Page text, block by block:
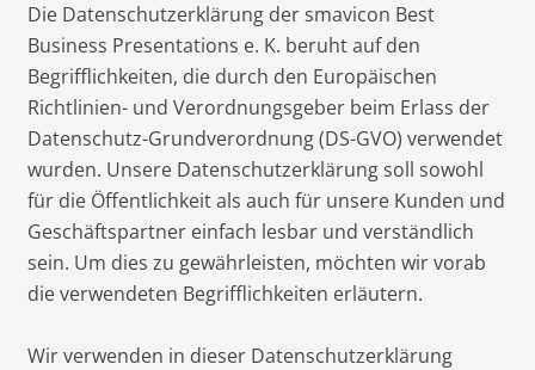
Die Datenschutzerklärung der smavicon Best
Business Presentations e. K. beruht auf den
Begrifflichkeiten, die durch den Europäischen
Richtlinien- und Verordnungsgeber beim Erlass der
Datenschutz-Grundverordnung (DS-GVO) verwendet
wurden. Unsere Datenschutzerklärung soll sowohl
für die Öffentlichkeit als auch für unsere Kunden und
Geschäftspartner einfach lesbar und verständlich
sein. Um dies zu gewährleisten, möchten wir vorab
die verwendeten Begrifflichkeiten erläutern.
Wir verwenden in dieser Datenschutzerklärung